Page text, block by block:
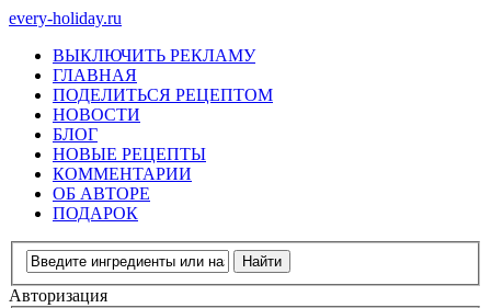
every-holiday.ru
ВЫКЛЮЧИТЬ РЕКЛАМУ
ГЛАВНАЯ
ПОДЕЛИТЬСЯ РЕЦЕПТОМ
НОВОСТИ
БЛОГ
НОВЫЕ РЕЦЕПТЫ
КОММЕНТАРИИ
ОБ АВТОРЕ
ПОДАРОК
Авторизация